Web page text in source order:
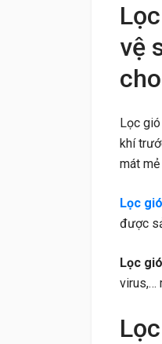
vệ
Lọc
khí
mát
Lọc
được
Lọc
virus,…